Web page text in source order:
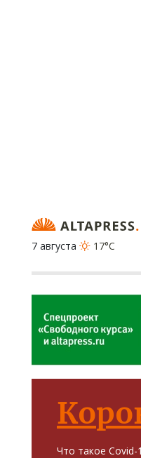
7 августа
17°C
Что такое Covid-